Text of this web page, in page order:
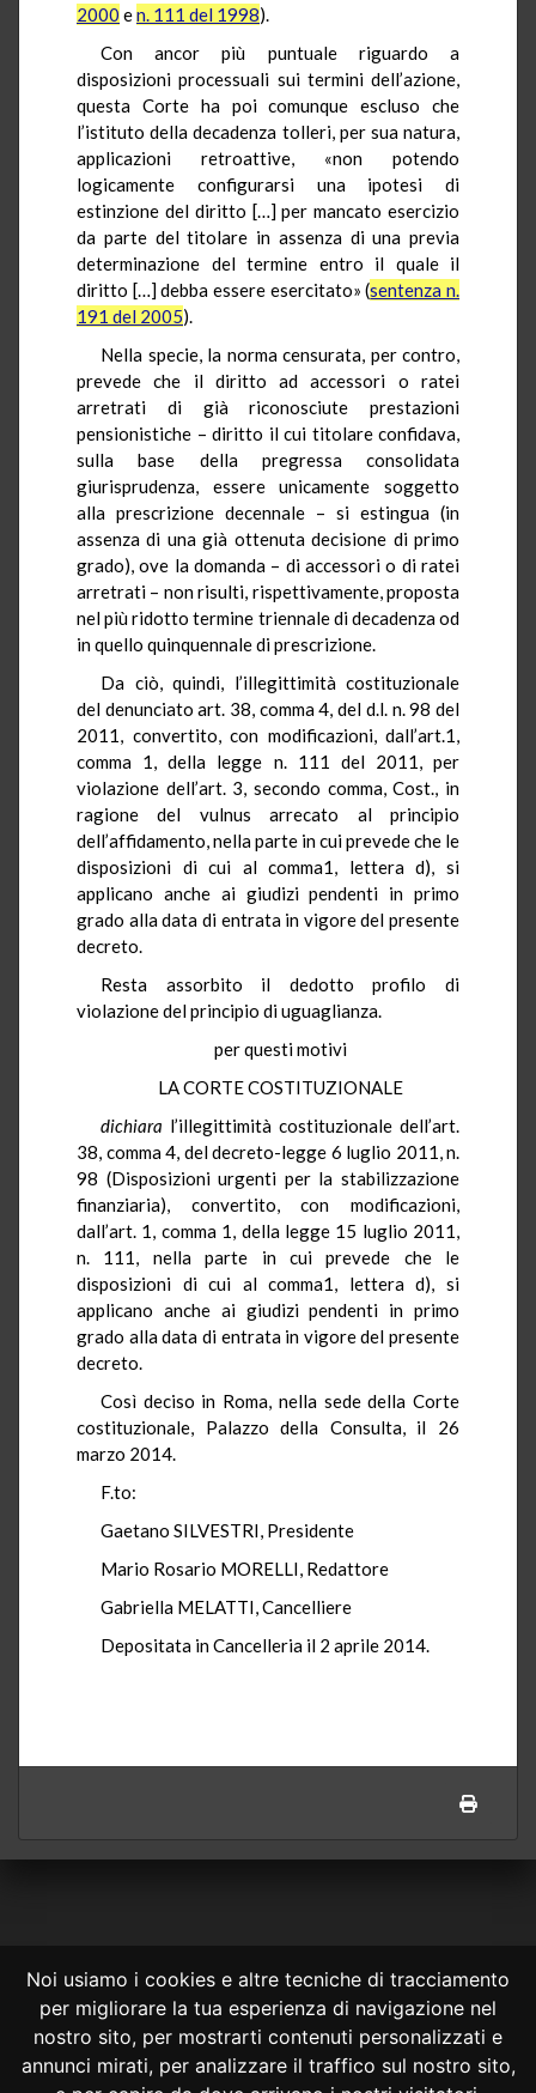
Noi usiamo i cookies e altre tecniche di tracciamento
per migliorare la tua esperienza di navigazione nel
nostro sito, per mostrarti contenuti personalizzati e
annunci mirati, per analizzare il traffico sul nostro sito,
2000 en. 111 del 1998).
Con ancor più puntuale riguardo a
disposizioni processuali sui termini dell’azione,
questa Corte ha poi comunque escluso che
l’istituto della decadenza tolleri, per sua natura,
applicazioni retroattive, «non potendo
logicamente configurarsi una ipotesi di
estinzione del diritto […] per mancato esercizio
da parte del titolare in assenza di una previa
determinazione del termine entro il quale il
diritto […] debba essere esercitato» (sentenza n.
191 del 2005).
Nella specie, la norma censurata, per contro,
prevede che il diritto ad accessori o ratei
arretrati di già riconosciute prestazioni
pensionistiche – diritto il cui titolare confidava,
sulla base della pregressa consolidata
giurisprudenza, essere unicamente soggetto
alla prescrizione decennale – si estingua (in
assenza di una già ottenuta decisione di primo
grado), ove la domanda – di accessori o di ratei
arretrati – non risulti, rispettivamente, proposta
nel più ridotto termine triennale di decadenza od
in quello quinquennale di prescrizione.
Da ciò, quindi, l’illegittimità costituzionale
del denunciato art. 38, comma 4, del d.l. n. 98 del
2011, convertito, con modificazioni, dall’art.1,
comma 1, della legge n. 111 del 2011, per
violazione dell’art. 3, secondo comma, Cost., in
ragione del vulnus arrecato al principio
dell’affidamento, nella parte in cui prevede che le
disposizioni di cui al comma1, lettera d), si
applicano anche ai giudizi pendenti in primo
grado alla data di entrata in vigore del presente
decreto.
Resta assorbito il dedotto profilo di
violazione del principio di uguaglianza.
per questi motivi
LA CORTE COSTITUZIONALE
dichiara l’illegittimità costituzionale dell’art.
38, comma 4, del decreto-legge 6 luglio 2011, n.
98 (Disposizioni urgenti per la stabilizzazione
finanziaria), convertito, con modificazioni,
dall’art. 1, comma 1, della legge 15 luglio 2011,
n. 111, nella parte in cui prevede che le
disposizioni di cui al comma1, lettera d), si
applicano anche ai giudizi pendenti in primo
grado alla data di entrata in vigore del presente
decreto.
Così deciso in Roma, nella sede della Corte
costituzionale, Palazzo della Consulta, il 26
marzo 2014.
F.to:
Gaetano SILVESTRI, Presidente
Mario Rosario MORELLI, Redattore
Gabriella MELATTI, Cancelliere
Depositata in Cancelleria il 2 aprile 2014.
CONSULTA ONLINE DAL 1995 -NOTE LEGALI
Consulta OnLine non ha prodotto e non è responsabile per i contenuti e
le informazioni legali di siti collegati.